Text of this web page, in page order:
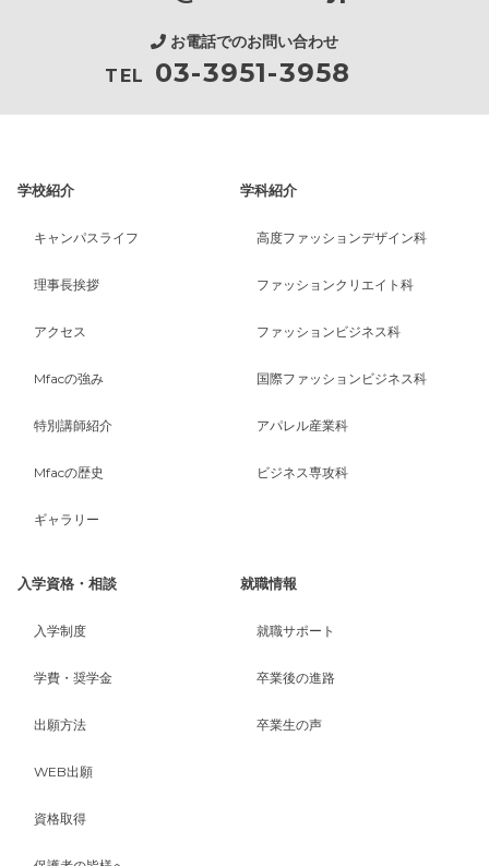
お電話でのお問い合わせ
TEL 03-3951-3958
学校紹介
キャンパスライフ
理事長挨拶
アクセス
Mfacの強み
特別講師紹介
Mfacの歴史
ギャラリー
学科紹介
高度ファッションデザイン科
ファッションクリエイト科
ファッションビジネス科
国際ファッションビジネス科
アパレル産業科
ビジネス専攻科
入学資格・相談
入学制度
学費・奨学金
出願方法
WEB出願
資格取得
就職情報
就職サポート
卒業後の進路
卒業生の声